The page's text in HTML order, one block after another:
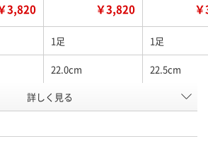
3,820 ￥3,820
1足 1足
22.0cm 22.5cm
2583841 2583860
詳しく見る